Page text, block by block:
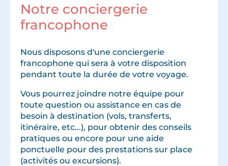
Notre conciergerie
francophone
Nous disposons d'une conciergerie
francophone qui sera à votre disposition
pendant toute la durée de votre voyage.
Vous pourrez joindre notre équipe pour
toute question ou assistance en cas de
besoin à destination (vols, transferts,
itinéraire, etc...), pour obtenir des conseils
pratiques ou encore pour une aide
ponctuelle pour des prestations sur place
(activités ou excursions).